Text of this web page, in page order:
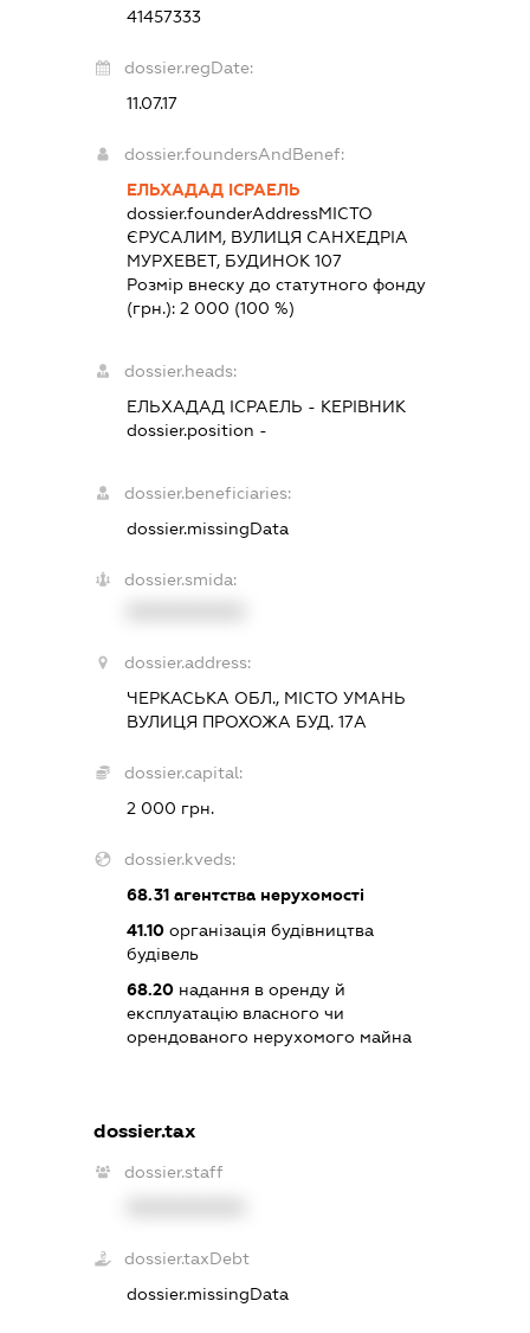
41457333
dossier.regDate:
11.07.17
dossier.foundersAndBenef:
ЕЛЬХАДАД ІСРАЕЛЬ
dossier.founderAddressМІСТО
ЄРУСАЛИМ, ВУЛИЦЯ САНХЕДРІА
МУРХЕВЕТ, БУДИНОК 107
Розмір внеску до статутного фонду
(грн.):2 000 (100 %)
dossier.heads:
ЕЛЬХАДАД ІСРАЕЛЬ - КЕРІВНИК
dossier.position -
dossier.beneficiaries:
dossier.missingData
dossier.smida:
dossier.address:
ЧЕРКАСЬКА ОБЛ., МІСТО УМАНЬ
ВУЛИЦЯ ПРОХОЖА БУД. 17А
dossier.capital:
2 000 грн.
dossier.kveds:
68.31 агентства нерухомості
41.10 організація будівництва
будівель
68.20 надання в оренду й
експлуатацію власного чи
орендованого нерухомого майна
dossier.tax
dossier.staff
dossier.taxDebt
dossier.missingData